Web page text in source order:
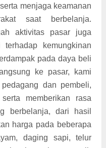
menjaga keamanan
saat berbelanja.
aktivitas pasar juga
kemungkinan
pada daya beli
ke pasar, kami
dan pembeli,
memberikan rasa
berbelanja, dari hasil
harga pada beberapa
daging sapi, telur